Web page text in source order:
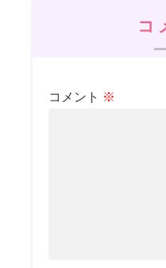
コ
コメント ※